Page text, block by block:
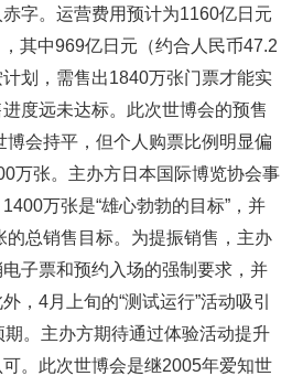
字。运营费用预计为1160亿日元
，其中969亿日元（约合人民币47.2
划，需售出1840万张门票才能实
度远未达标。此次世博会的预售
博会持平，但个人购票比例明显偏
万张。主办方日本国际博览协会事
万张是“雄心勃勃的目标”，并
总销售目标。为提振销售，主办
子票和预约入场的强制要求，并
，4月上旬的“测试运行”活动吸引
。主办方期待通过体验活动提升
。此次世博会是继2005年爱知世